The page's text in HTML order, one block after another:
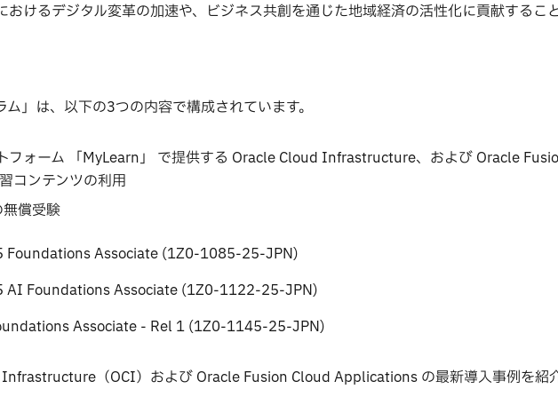
けるデジタル変革の加速や、ビジネス共創を通じた地域経済の活性化に貢献するこ
」は、以下の3つの内容で構成されています。
フォーム 「MyLearn」 で提供する Oracle Cloud Infrastructure、および Oracle
コンテンツの利用
償受験
Associate (1Z0-1085-25-JPN)
Foundations Associate (1Z0-1122-25-JPN)
Associate - Rel 1 (1Z0-1145-25-JPN)
（OCI）および Oracle Fusion Cloud Applications の最新導入事例を紹